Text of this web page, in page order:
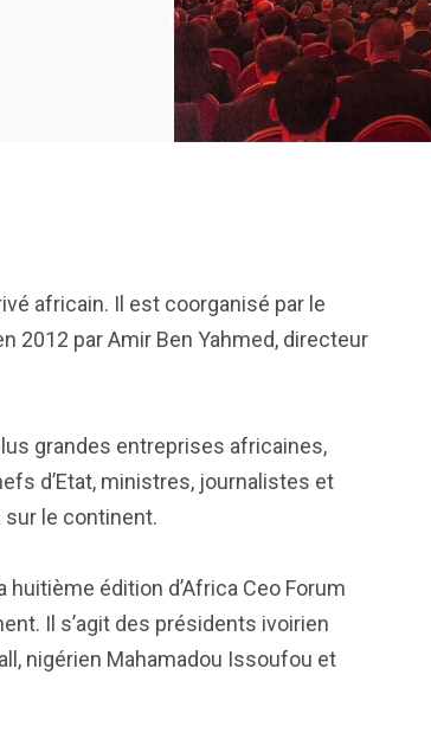
africain. Il est coorganisé par le
2012 par Amir Ben Yahmed, directeur
grandes entreprises africaines,
d’Etat, ministres, journalistes et
le continent.
huitième édition d’Africa Ceo Forum
Il s’agit des présidents ivoirien
nigérien Mahamadou Issoufou et